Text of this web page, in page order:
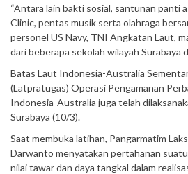
“Antara lain bakti sosial, santunan panti
Clinic, pentas musik serta olahraga
personel US Navy, TNI Angkatan Laut,
dari beberapa sekolah wilayah Surabaya
Batas Laut Indonesia-Australia
(Latpratugas) Operasi Pengamanan
Indonesia-Australia juga telah
Surabaya (10/3).
Saat membuka latihan, Pangarmatim
Darwanto menyatakan pertahanan
nilai tawar dan daya tangkal dalam